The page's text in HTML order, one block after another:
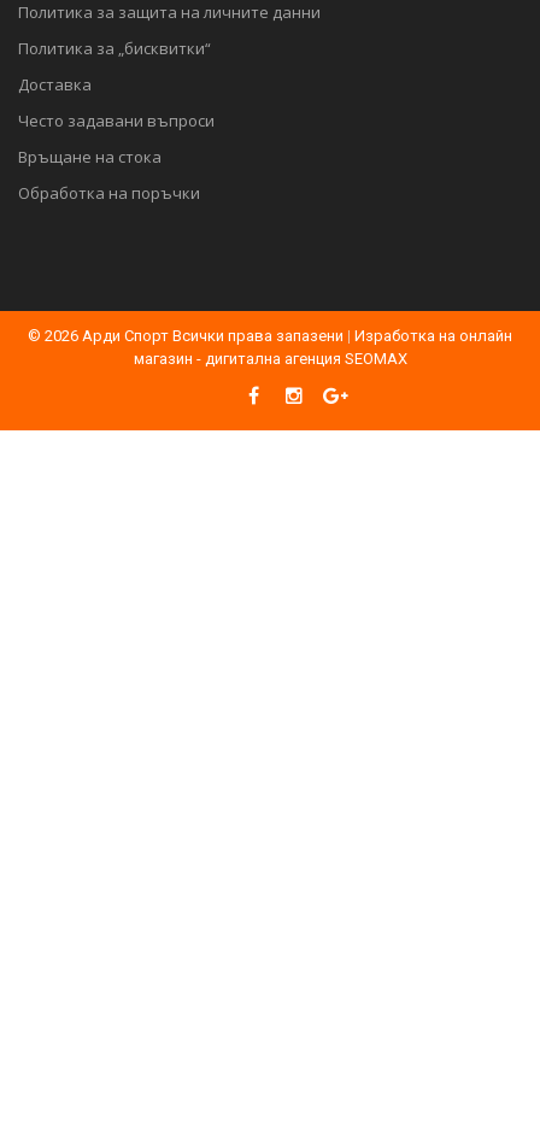
Политика за защита на личните данни
Политика за „бисквитки“
Доставка
Често задавани въпроси
Връщане на стока
Обработка на поръчки
© 2026 Арди Спорт Всички права запазени | Изработка на онлайн
магазин - дигитална агенция SEOMAX